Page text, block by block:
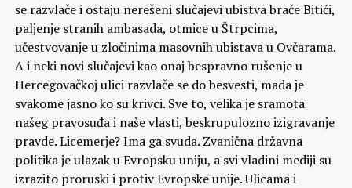
se razvlače i ostaju nerešeni slučajevi ubistva braće Bitići,
paljenje stranih ambasada, otmice u Štrpcima,
učestvovanje u zločinima masovnih ubistava u Ovčarama.
A i neki novi slučajevi kao onaj bespravno rušenje u
Hercegovačkoj ulici razvlače se do besvesti, mada je
svakome jasno ko su krivci. Sve to, velika je sramota
našeg pravosuđa i naše vlasti, beskrupulozno izigravanje
pravde. Licemerje? Ima ga svuda. Zvanična državna
politika je ulazak u Evropsku uniju, a svi vladini mediji su
izrazito proruski i protiv Evropske unije. Ulicama i